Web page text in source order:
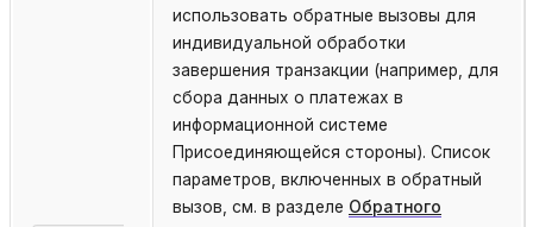
использовать обратные вызовы для
индивидуальной обработки
завершения транзакции (например, для
сбора данных о платежах в
информационной системе
Присоединяющейся стороны). Список
параметров, включенных в обратный
вызов, см. в разделе Обратного